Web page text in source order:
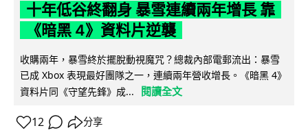
十年低谷終翻身 暴雪連續兩年增長 靠
《暗黑 4》資料片逆襲
收購兩年，暴雪終於擺脫動視魔咒？總裁內部電郵流出：暴雪
已成 Xbox 表現最好團隊之一，連續兩年營收增長。《暗黑 4》
資料片同《守望先鋒》成...
閱讀全文
12 分享